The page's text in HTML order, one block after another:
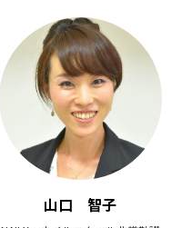
山口 智子